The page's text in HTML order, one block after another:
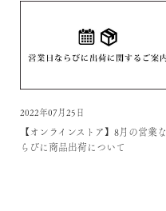
2022年07月25日
【オンラインストア】8月の営業な
らびに商品出荷について